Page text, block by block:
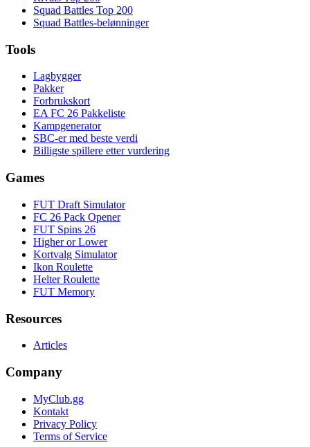
Squad Battles Top 200
Squad Battles-belønninger
Tools
Lagbygger
Pakker
Forbrukskort
EA FC 26 Pakkeliste
Kampgenerator
SBC-er med beste verdi
Billigste spillere etter vurdering
Games
FUT Draft Simulator
FC 26 Pack Opener
FUT Spins 26
Higher or Lower
Kortvalg Simulator
Ikon Roulette
Helter Roulette
FUT Memory
Resources
Articles
Company
MyClub.gg
Kontakt
Privacy Policy
Terms of Service